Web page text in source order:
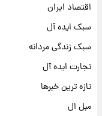
اقتصاد ایران
سبک ایده آل
سبک زندگی مردانه
تجارت ایده آل
تازه ترین خبرها
مبل ال